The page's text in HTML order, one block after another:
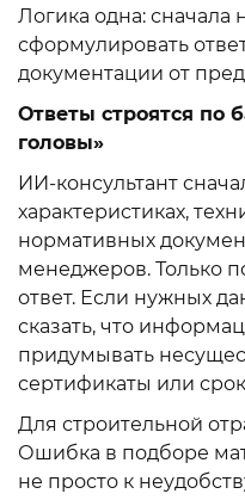
Логика одна: сначала
сформулировать
документации от
Ответы строятся по
головы»
ИИ-консультант
характеристиках,
нормативных
менеджеров. Только
ответ. Если нужных
сказать, что
придумывать
сертификаты или
Для строительной
Ошибка в подборе
не просто к